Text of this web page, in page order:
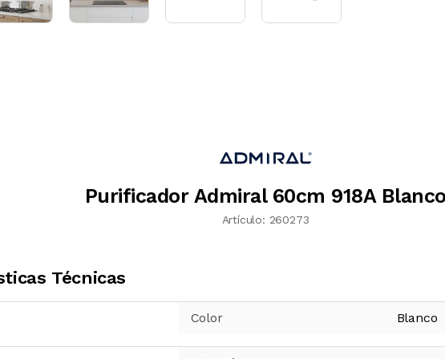
Purificador Admiral 60cm 918A
Artículo: 260273
Técnicas
Color Blanco